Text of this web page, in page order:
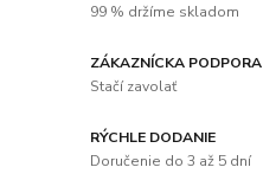
99 % držíme skladom
ZÁKAZNÍCKA PODPORA
Stačí zavolať
RÝCHLE DODANIE
Doručenie do 3 až 5 dní